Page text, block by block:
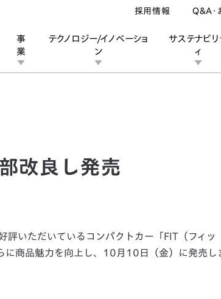
事
業
テクノロジー/イノベーショ
ン
サステナビリ
ィ
採用情報 Q&A・
発売
改良し発売
いただいているコンパクトカー「FIT（フィッ
に商品魅力を向上し、10月10日（金）に発売し